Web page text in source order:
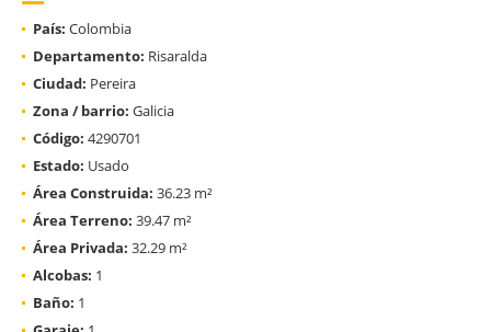
País: Colombia
Departamento: Risaralda
Ciudad: Pereira
Zona / barrio: Galicia
Código: 4290701
Estado: Usado
Área Construida: 36.23 m²
Área Terreno: 39.47 m²
Área Privada: 32.29 m²
Alcobas: 1
Baño: 1